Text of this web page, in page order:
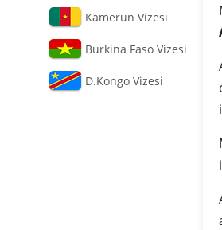
Kamerun Vizesi
Burkina Faso Vizesi
D.Kongo Vizesi